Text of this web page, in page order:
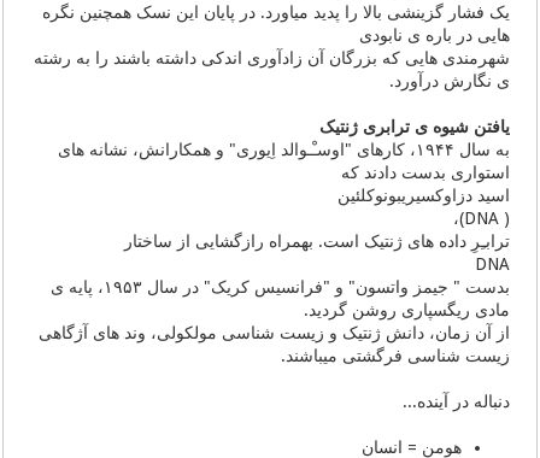
یک فشار گزینشی بالا را پدید میاورد. در پایان این نسک همچنین نگره
هایی در باره ی نابودی
شهرمندی هایی که بزرگان آن زادآوری اندکی داشته باشند را به رشته
ی نگارش درآورد.
یافتن شیوه ی ترابری ژنتیک
به سال ١۹۴۴، کارهای "اوسـْـوالد اِیوری" و همکارانش، نشانه های
استواری بدست دادند که
اسید دزاوکسیریبونوکلئین
( DNA)،
ترابـِرِ داده های ژنتیک است. بهمراه رازگشایی از ساختار
DNA
بدست " جیمز واتسون" و "فرانسیس کریک" در سال ١۹۵۳، پایه ی
مادی ریگسپاری روشن گردید.
از آن زمان، دانش ژنتیک و زیست شناسی مولکولی، وند های آژگاهی
زیست شناسی فرگشتی میباشند.
دنباله در آینده...
هومن = انسان